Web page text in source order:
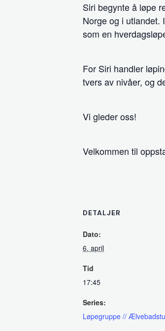
Siri begynte å løpe
Norge og i utlandet.
som en
For Siri handler
tvers av nivåer, og
Vi gleder oss!
Velkommen til
DETALJER
Dato:
6. april
Tid
17:45
Series:
Løpegruppe //